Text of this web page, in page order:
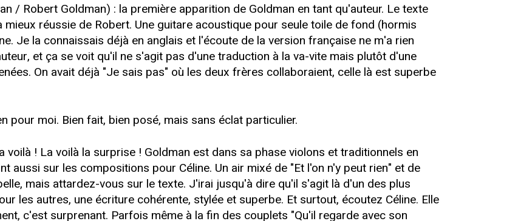
/ Robert Goldman) : la première apparition de Goldman en tant qu'auteur. Le texte
réussie de Robert. Une guitare acoustique pour seule toile de fond (hormis
Je la connaissais déjà en anglais et l'écoute de la version française ne m'a rien
et ça se voit qu'il ne s'agit pas d'une traduction à la va-vite mais plutôt d'une
On avait déjà "Je sais pas" où les deux frères collaboraient, celle là est superbe
pour moi. Bien fait, bien posé, mais sans éclat particulier.
! La voilà la surprise ! Goldman est dans sa phase violons et traditionnels en
aussi sur les compositions pour Céline. Un air mixé de "Et l'on n'y peut rien" et de
mais attardez-vous sur le texte. J'irai jusqu'à dire qu'il s'agit là d'un des plus
les autres, une écriture cohérente, stylée et superbe. Et surtout, écoutez Céline. Elle
c'est surprenant. Parfois même à la fin des couplets "Qu'il regarde avec son